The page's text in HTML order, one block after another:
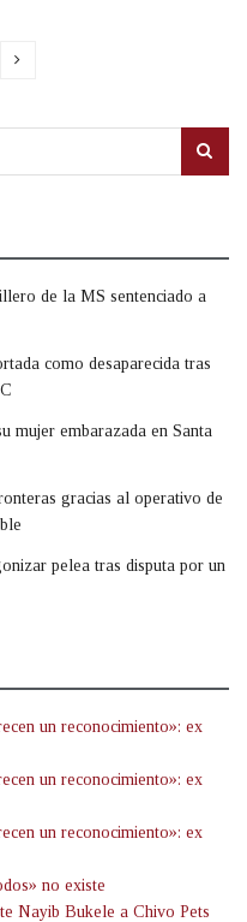
de la MS sentenciado a
como desaparecida tras
mujer embarazada en Santa
gracias al operativo de
pelea tras disputa por un
un reconocimiento»: ex
un reconocimiento»: ex
un reconocimiento»: ex
no existe
Nayib Bukele a Chivo Pets